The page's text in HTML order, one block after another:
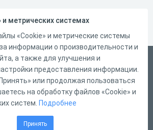
связи
и метрических системах
«Cookie» и метрические системы
информации о производительности и
а также для улучшения и
предоставления информации.
или продолжая пользоваться
на обработку файлов «Cookie» и
систем. Подробнее
Принять